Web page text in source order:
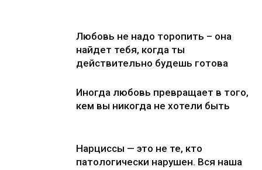
Любовь не надо торопить – она
найдет тебя, когда ты
действительно будешь готова
Иногда любовь превращает в того,
кем вы никогда не хотели быть
Нарциссы — это не те, кто
патологически нарушен. Вся наша